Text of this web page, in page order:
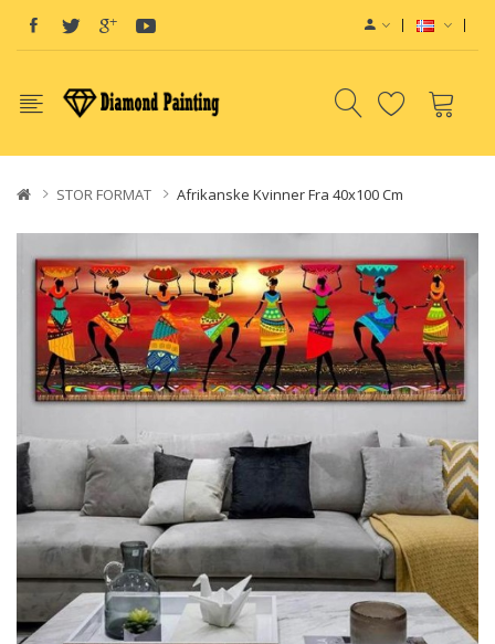
STOR FORMAT Afrikanske Kvinner Fra 40x100 Cm